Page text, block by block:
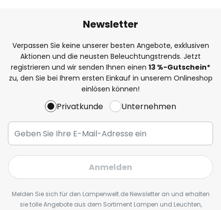
Newsletter
Verpassen Sie keine unserer besten Angebote, exklusiven
Aktionen und die neusten Beleuchtungstrends. Jetzt
registrieren und wir senden Ihnen einen 13 %-Gutschein*
zu, den Sie bei Ihrem ersten Einkauf in unserem Onlineshop
einlösen können!
Privatkunde Unternehmen
Anmelden
Melden Sie sich für den Lampenwelt.de Newsletter an und erhalten
sie tolle Angebote aus dem Sortiment Lampen und Leuchten,